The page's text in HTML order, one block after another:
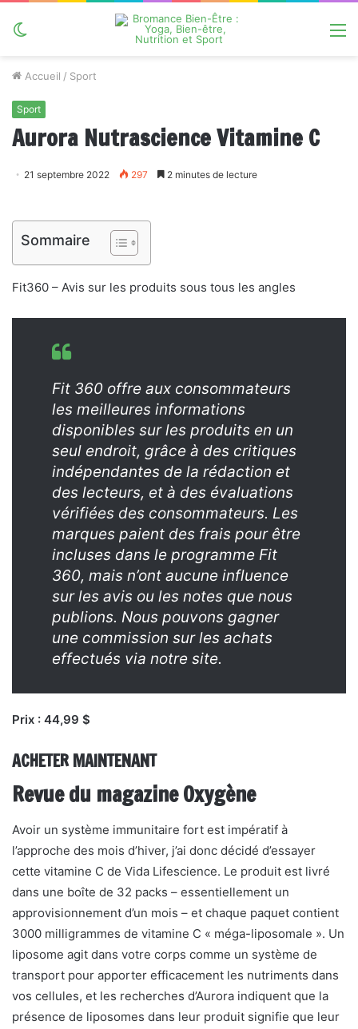
Accueil / Sport
Sport
Aurora Nutrascience Vitamine C
21 septembre 2022 297 2 minutes de lecture
Sommaire
Fit360 – Avis sur les produits sous tous les angles
Fit 360 offre aux consommateurs
les meilleures informations
disponibles sur les produits en un
seul endroit, grâce à des critiques
indépendantes de la rédaction et
des lecteurs, et à des évaluations
vérifiées des consommateurs. Les
marques paient des frais pour être
incluses dans le programme Fit
360, mais n’ont aucune influence
sur les avis ou les notes que nous
publions. Nous pouvons gagner
une commission sur les achats
effectués via notre site.
Prix ​​: 44,99 $
ACHETER MAINTENANT
Revue du magazine Oxygène
Avoir un système immunitaire fort est impératif à
l’approche des mois d’hiver, j’ai donc décidé d’essayer
cette vitamine C de Vida Lifescience. Le produit est livré
dans une boîte de 32 packs – essentiellement un
approvisionnement d’un mois – et chaque paquet contient
3000 milligrammes de vitamine C « méga-liposomale ». Un
liposome agit dans votre corps comme un système de
transport pour apporter efficacement les nutriments dans
vos cellules, et les recherches d’Aurora indiquent que la
présence de liposomes dans leur produit signifie que leur